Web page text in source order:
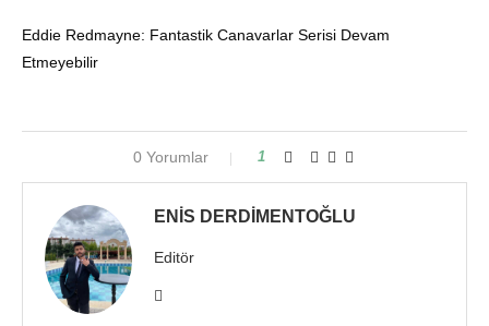
Eddie Redmayne: Fantastik Canavarlar Serisi Devam
Etmeyebilir
0 Yorumlar 1
ENIS DERDIMENTOĞLU
Editör